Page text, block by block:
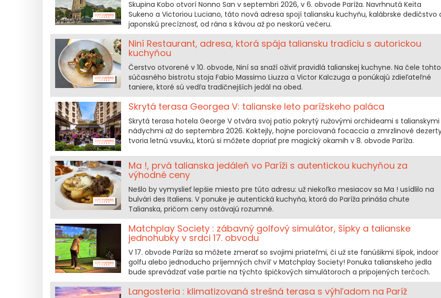
Skupina Kobo otvorí Nonno San v septembri 2026, v 6. obvode Paríža. Navrhnutá Keita
Sukeno a Victoriou Luciano, táto nová adresa spojí taliansku kuchyňu, kalábrske dedičstvo
japonskú precíznosť, od rána s kávou až po neskorú večeru.
Niní Restaurant, adresa, ktorá spája taliansku tradíciu s autorickou
kuchyňou
Čerstvo otvorené v 10. obvode, Niní sa snaží oživiť pravidlá talianskej kuchyne. Na čele tohto
súčasného bistrotu stoja Fabio Massimo Liuzza a Victor Kalczuga a ponúkajú zdieľateľné
taniere, ktoré sú vedľa tradičnejších jedál na obed.
Skrytá terasa Georgea V: talianske leto parížskeho paláca
Skrytá terasa hotela George V otvára svoj patio pokrytý ružovými orchideami s talianskymi
nádychmi až do septembra 2026. Koktejly, hojne porciovaná focaccia a zmrzlinové
tvoria letnú vsuvku, ktorú si môžete dopriať pre magický okamih v 8. obvode Paríža.
Ma !, prvá talianska jedáleň vo Paríži s autentickou kuchyňou za
výhodné ceny
Nešlo by vymyslieť lepšie miesto pre túto adresu: už niekoľko mesiacov sa Ma ! usídlilo na
bulvári des Italiens. V ponuke je autentická kuchyňa, ktorá do Paríža prináša chute
Talianska, pričom ceny ostávajú rozumné.
Matchplay Society : zábavný golfový simulátor, šípky a talianske
jednohubky v srdci 17. obvodu
V 17. obvode Paríža sa môžete zmerať so svojimi priateľmi, či už ste fanúšikmi šípok, indoor
golfu alebo jednoducho príjemných chvíľ v Matchplay Society! Ponuka talianskeho jedla
bude sprevádzať vaše partie na týchto špičkových simulátoroch a pripojených terčoch.
Langosteria : klimatizovaná strešná terasa s výhľadom na Paríž